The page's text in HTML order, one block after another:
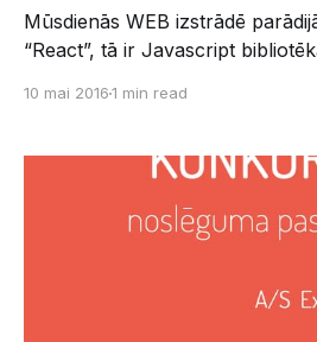
Mūsdienās WEB izstrādē
“React”, tā ir Javascript
vienkāršāku programmēšanu
10 mai 20161 min read